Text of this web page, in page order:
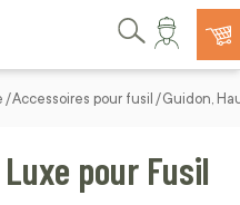
Rechercher
Accessoires pour fusil Guidon,
pour Fusil